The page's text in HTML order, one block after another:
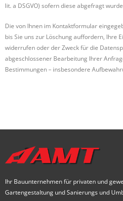
lit. a DSGVO) sofern diese abgefragt
Die von Ihnen im Kontaktformular
bis Sie uns zur Löschung auffordern, Ihre
widerrufen oder der Zweck für die
abgeschlossener Bearbeitung Ihrer
Bestimmungen – insbesondere
Ihr Bauunternehmen für privaten und
Gartengestaltung und Sanierungs und